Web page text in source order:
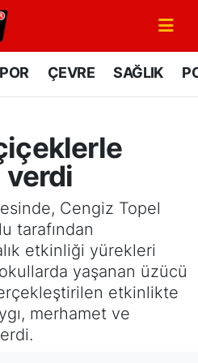
ÇEVRE SAĞLIK
verdi
Cengiz Topel
tarafından
etkinliği yürekleri
yaşanan üzücü
etkinlikte
merhamet ve
Haritası
ve Fikstür